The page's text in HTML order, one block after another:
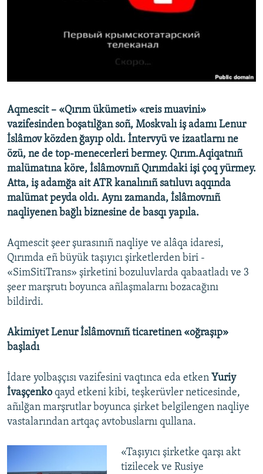
Українською
RFE/RS bütün saytları
Aqmescit – «Qırım ükümeti» «reis muavini»
vazifesinden boşatılğan soñ, Moskvalı iş adamı Lenur
İslâmov közden ğayıp oldı. İntervyü ve izaatlarnı ne
özü, ne de top-menecerleri bermey. Qırım.Aqiqatnıñ
malümatına köre, İslâmovnıñ Qırımdaki işi çoq yürmey.
Atta, iş adamğa ait ATR kanalınıñ satıluvı aqqında
malümat peyda oldı. Aynı zamanda, İslâmovnıñ
naqliyenen bağlı biznesine de basqı yapıla.
Aqmescit şeer şurasınıñ naqliye ve alâqa idaresi,
Qırımda eñ büyük taşıyıcı şirketlerden biri -
«SimSitiTrans» şirketini bozuluvlarda qabaatladı ve 3
şeer marşrutı boyunca añlaşmalarnı bozacağını
bildirdi.
Akimiyet Lenur İslâmovnıñ ticaretinen «oğraşıp»
başladı
İdare yolbaşçısı vazifesini vaqtınca eda etken Yuriy
İvaşçenko qayd etkeni kibi, teşkerüvler neticesinde,
añılğan marşrutlar boyunca şirket belgilengen naqliye
vastalarından artqaç avtobuslarnı qullana.
«Taşıyıcı şirketke qarşı akt
tizilecek ve Rusiye